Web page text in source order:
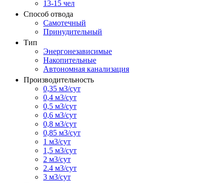
13-15 чел
Способ отвода
Самотечный
Принудительный
Тип
Энергонезависимые
Накопительные
Автономная канализация
Производительность
0,35 м3/сут
0,4 м3/сут
0,5 м3/сут
0,6 м3/сут
0,8 м3/сут
0,85 м3/сут
1 м3/сут
1,5 м3/сут
2 м3/сут
2.4 м3/сут
3 м3/сут